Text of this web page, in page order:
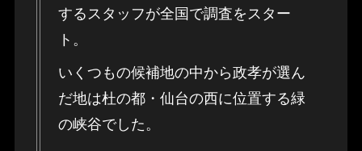
するスタッフが全国で調査をスター
ト。
いくつもの候補地の中から政孝が選ん
だ地は杜の都・仙台の西に位置する緑
の峡谷でした。